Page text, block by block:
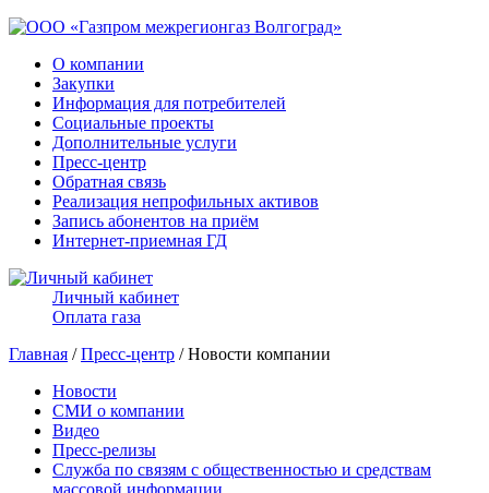
О компании
Закупки
Информация для потребителей
Социальные проекты
Дополнительные услуги
Пресс-центр
Обратная связь
Реализация непрофильных активов
Запись абонентов на приём
Интернет-приемная ГД
Личный кабинет
Оплата газа
Главная /Пресс-центр / Новости компании
Новости
СМИ о компании
Видео
Пресс-релизы
Служба по связям с общественностью и средствам
массовой информации